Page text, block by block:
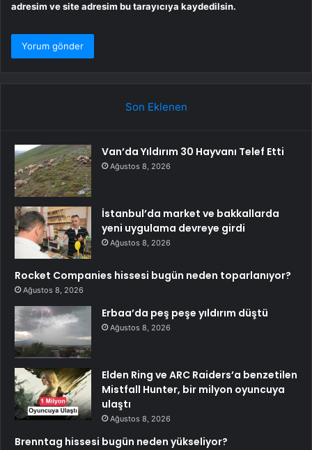
adresim ve site adresim bu tarayıcıya kaydedilsin.
Son Eklenen
Van’da Yıldırım 30 Hayvanı Telef Etti
Ağustos 8, 2026
İstanbul’da market ve bakkallarda
yeni uygulama devreye girdi
Ağustos 8, 2026
Rocket Companies hissesi bugün neden toparlanıyor?
Ağustos 8, 2026
Erbaa’da peş peşe yıldırım düştü
Ağustos 8, 2026
Elden Ring ve ARC Raiders’a benzetilen
Mistfall Hunter, bir milyon oyuncuya
ulaştı
Ağustos 8, 2026
Brenntag hissesi bugün neden yükseliyor?